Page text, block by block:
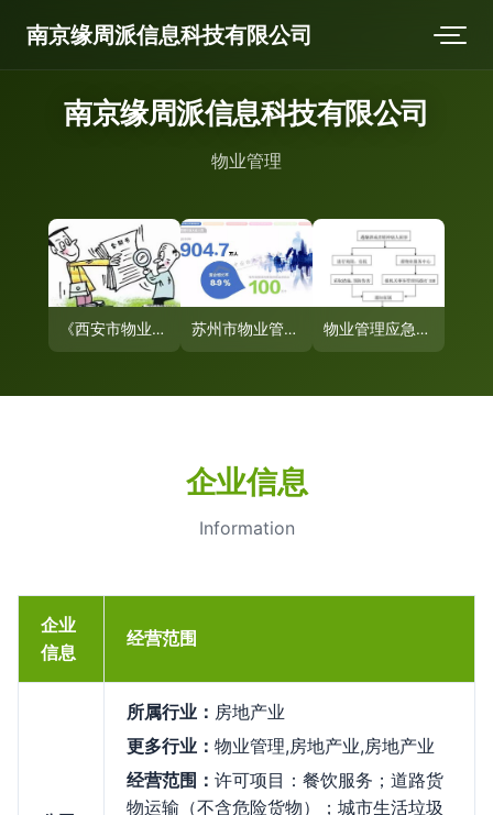
南京缘周派信息科技有限公司
南京缘周派信息科技有限公司
物业管理
《西安市物业管理条例》最新版解读 业主、物业与社区的权责新篇 苏州市物业管理协会 构建和谐社区的守护者 物业管理应急方案流程图
企业信息
Information
企业
信息
经营范围
所属行业： 房地产业
更多行业： 物业管理,房地产业,房地产业
经营范围： 许可项目：餐饮服务；道路货
物运输（不含危险货物）；城市生活垃圾